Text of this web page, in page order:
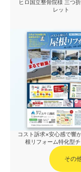
ヒロ国立整骨院様 三つ
レット
コスト訴求×安心感で響
根リフォーム特化型チ
その